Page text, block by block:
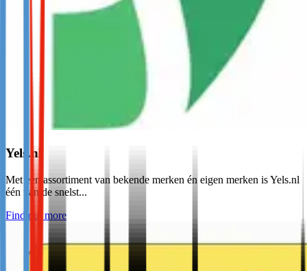
Yels.nl
Met een assortiment van bekende merken én eigen merken is Yels.nl
één van de snelst...
Find out more